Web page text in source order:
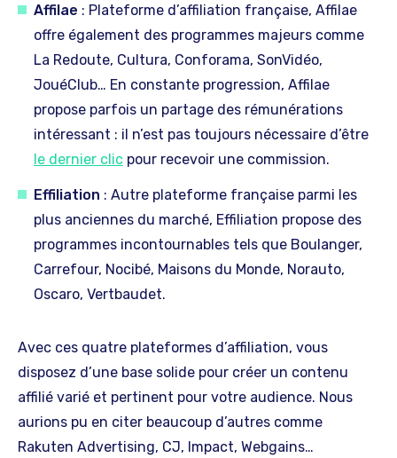
Affilae : Plateforme d’affiliation française, Affilae
offre également des programmes majeurs comme
La Redoute, Cultura, Conforama, SonVidéo,
JouéClub… En constante progression, Affilae
propose parfois un partage des rémunérations
intéressant : il n’est pas toujours nécessaire d’être
le dernier clic pour recevoir une commission.
Effiliation : Autre plateforme française parmi les
plus anciennes du marché, Effiliation propose des
programmes incontournables tels que Boulanger,
Carrefour, Nocibé, Maisons du Monde, Norauto,
Oscaro, Vertbaudet.
Avec ces quatre plateformes d’affiliation, vous
disposez d’une base solide pour créer un contenu
affilié varié et pertinent pour votre audience. Nous
aurions pu en citer beaucoup d’autres comme
Rakuten Advertising, CJ, Impact, Webgains…